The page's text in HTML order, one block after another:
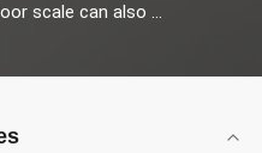
scale can also ...